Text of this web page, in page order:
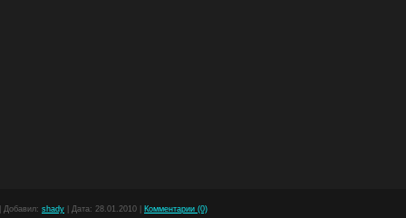
Добавил: shady Дата: 28.01.2010 Комментарии (0)